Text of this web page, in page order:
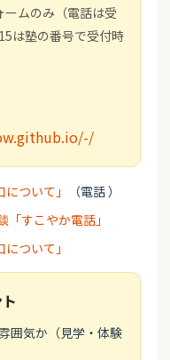
ムのみ（電話は受
は塾の番号で受付時
ついて」
（電話 ）
すこやか電話」
ついて」
囲気か（見学・体験